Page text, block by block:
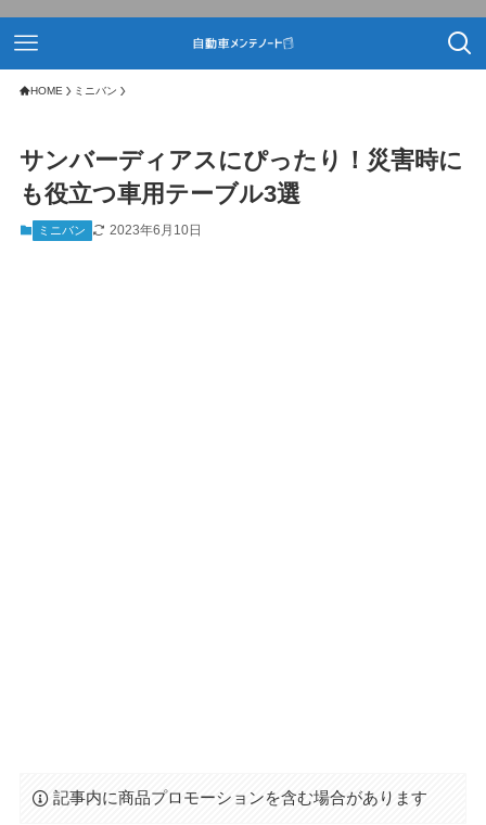
HOME ミニバン
サンバーディアスにぴったり！災害時に
も役立つ車用テーブル3選
ミニバン 2023年6月10日
記事内に商品プロモーションを含む場合があります